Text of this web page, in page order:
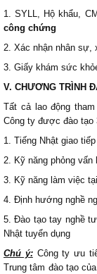
1. SYLL, Hộ khẩu,
công chứng
2. Xác nhận nhân sự,
3. Giấy khám sức
V. CHƯƠNG TRÌNH
Tất cả lao động
Công ty được đào tạo
1. Tiếng Nhật giao
2. Kỹ năng phỏng vấn
3. Kỹ năng làm việc
4. Định hướng nghề
5. Đào tạo tay nghề
Nhật tuyển dụng
Chú ý:Công ty ưu
Trung tâm đào tạo